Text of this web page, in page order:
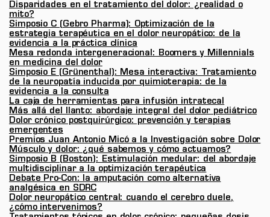
Disparidades en el tratamiento del dolor: ¿realidad o
mito?
Simposio C (Gebro Pharma): Optimización de la
estrategia terapéutica en el dolor neuropático: de la
evidencia a la práctica clínica
Mesa redonda intergeneracional: Boomers y Millennials
en medicina del dolor
Simposio E (Grünenthal): Mesa interactiva: Tratamiento
de la neuropatía inducida por quimioterapia: de la
evidencia a la consulta
La caja de herramientas para infusión intratecal
Más allá del llanto: abordaje integral del dolor pediátrico
Dolor crónico postquirúrgico: prevención y terapias
emergentes
Premios Juan Antonio Micó a la Investigación sobre Dolor
Músculo y dolor: ¿qué sabemos y cómo actuamos?
Simposio B (Boston): Estimulación medular: del abordaje
multidisciplinar a la optimización terapéutica
Debate Pro-Con: la amputación como alternativa
analgésica en SDRC
Dolor neuropático central: cuando el cerebro duele,
¿cómo intervenimos?